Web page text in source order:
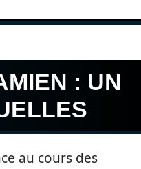
: UN
au cours des